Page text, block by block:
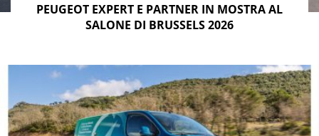
PEUGEOT EXPERT E PARTNER IN MOSTRA AL
SALONE DI BRUSSELS 2026